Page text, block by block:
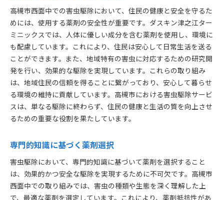
高槻市西面中での害虫駆除において、住民の健康と安全を守るた
めには、使用する薬剤の安全性が重要です。ダスキン津之江ター
ミニックスでは、人体に優しい成分を含む薬剤を使用し、環境に
も配慮しています。これにより、住民は安心して日常生活を送る
ことができます。また、地域特有の害虫に対応するための研究開
発を行い、効果的な駆除を実現しています。これらの取り組み
は、地域住民の信頼を得ることに繋がっており、安心して暮らせ
る環境の維持に貢献しています。高槻市における害虫駆除サービ
スは、単なる駆除に終わらず、住民の健康と生活の質を向上させ
るための重要な役割を果たしています。
専門的知識に基づく薬剤選択
害虫駆除において、専門的知識に基づいて薬剤を選択すること
は、効果的かつ安全な駆除を実現するために不可欠です。高槻市
西面中での取り組みでは、害虫の種類や生態を深く理解した上
で、最適な薬剤を選定しています。これにより、薬剤抵抗性があ